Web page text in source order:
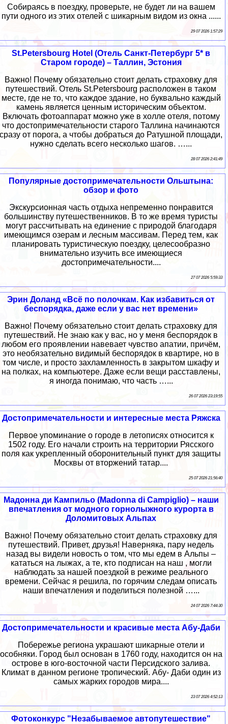
Собираясь в поездку, проверьте, не будет ли на вашем
пути одного из этих отелей с шикарным видом из окна ......
29 07 2026 1:57:29
St.Petersbourg Hotel (Отель Санкт-Петербург 5* в
Старом городе) – Таллин, Эстония
Важно! Почему обязательно стоит делать страховку для
путешествий. Отель St.Petersbourg расположен в таком
месте, где не то, что каждое здание, но буквально каждый
камень является ценным историческим объектом.
Включать фотоаппарат можно уже в холле отеля, потому
что достопримечательности старого Таллина начинаются
сразу от порога, а чтобы добраться до Ратушной площади,
нужно сделать всего несколько шагов. …...
28 07 2026 2:41:49
Популярные достопримечательности Ольштына:
обзор и фото
Экскурсионная часть отдыха непременно понравится
большинству путешественников. В то же время туристы
могут рассчитывать на единение с природой благодаря
имеющимся озерам и лесным массивам. Перед тем, как
планировать туристическую поездку, целесообразно
внимательно изучить все имеющиеся
достопримечательности....
27 07 2026 5:59:33
Эрин Доланд «Всё по полочкам. Как избавиться от
беспорядка, даже если у вас нет времени»
Важно! Почему обязательно стоит делать страховку для
путешествий. Не знаю как у вас, но у меня беспорядок в
любом его проявлении навевает чувство апатии, причём,
это необязательно видимый беспорядок в квартире, но в
том числе, и просто захламленность в закрытом шкафу и
на полках, на компьютере. Даже если вещи расставлены,
я иногда понимаю, что часть …...
26 07 2026 23:19:55
Достопримечательности и интересные места Ряжска
Первое упоминание о городе в летописях относится к
1502 году. Его начали строить на территории Рясского
поля как укрепленный оборонительный пункт для защиты
Москвы от вторжений татар....
25 07 2026 21:56:40
Мадонна ди Кампильо (Madonna di Campiglio) – наши
впечатления от модного горнолыжного курорта в
Доломитовых Альпах
Важно! Почему обязательно стоит делать страховку для
путешествий. Привет, друзья! Наверняка, пару недель
назад вы видели новость о том, что мы едем в Альпы –
кататься на лыжах, а те, кто подписан на наш , могли
наблюдать за нашей поездкой в режиме реального
времени. Сейчас я решила, по горячим следам описать
наши впечатления и поделиться полезной …...
24 07 2026 7:44:30
Достопримечательности и красивые места Абу-Даби
Побережье региона украшают шикарные отели и
особняки. Город был основан в 1760 году, находится он на
острове в юго-восточной части Персидского залива.
Климат в данном регионе тропический. Абу- Даби один из
самых жарких городов мира....
23 07 2026 4:52:13
Фотоконкурс "Незабываемое автопутешествие"